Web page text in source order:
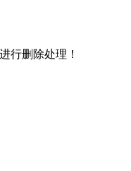
行删除处理！